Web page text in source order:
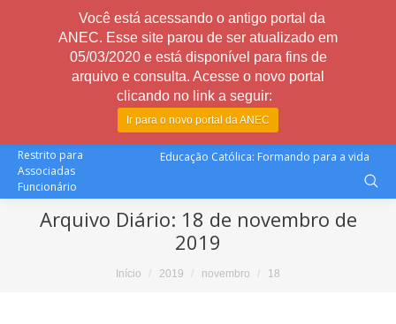
Restrito para
Associadas
Funcionário
Educação Católica: Formando para a vida
Arquivo Diário: 18 de novembro de
2019
Início 2019 novembro 18
Você está acessando o antigo portal da
ANEC. Esse site parou de ser atualizado em
05/03/2020 e está disponível para fins de
arquivo e consulta. Acesse o novo portal
clicando no link a seguir:
Ir para o novo portal da ANEC